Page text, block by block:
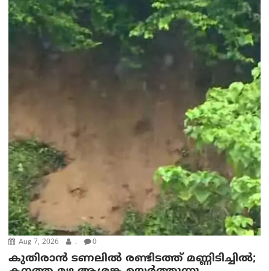
Aug 7, 2026 . 0
കുതിരാൻ ടണലിൽ രണ്ടിടത്ത് മണ്ണിടിച്ചിൽ;